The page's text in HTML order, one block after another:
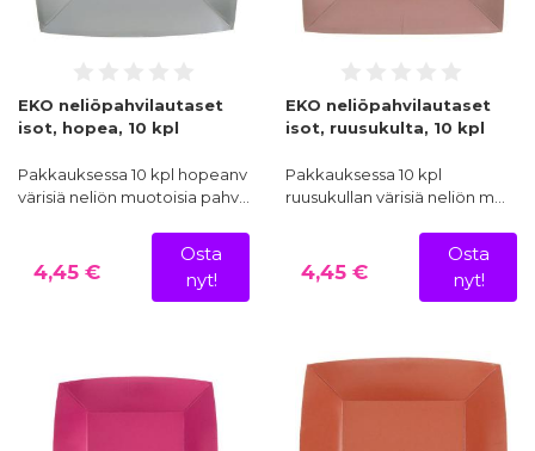
EKO neliöpahvilautaset
isot, hopea, 10 kpl
Pakkauksessa 10 kpl hopeanv
värisiä neliön muotoisia pahv…
4,45 €
Osta
nyt!
EKO neliöpahvilautaset
isot, ruusukulta, 10 kpl
Pakkauksessa 10 kpl
ruusukullan värisiä neliön m…
4,45 €
Osta
nyt!